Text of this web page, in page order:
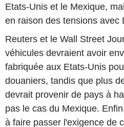
Etats-Unis et le Mexique,
en raison des tensions avec
Reuters et le Wall Street
véhicules devraient avoir
fabriquée aux Etats-Unis
douaniers, tandis que plus
devrait provenir de pays à
pas le cas du Mexique.
à faire passer l'exigence de